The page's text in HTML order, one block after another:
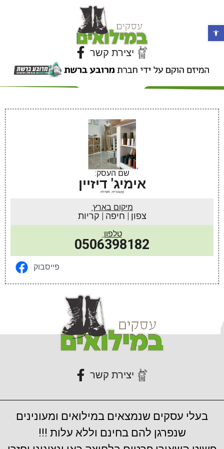
פתח סרגל נגישות
יצירת קשר
שם העסק:
אימיג' דיזיין
קטגוריה: תפירה
מיקום בארץ:
צפון | חיפה | קריות
טלפון:
0506398182
פייסבוק
יצירת קשר
בעלי עסקים שנמצאים במילואים ומעונינים
שנפרגן להם בחינם וללא עלות !!!